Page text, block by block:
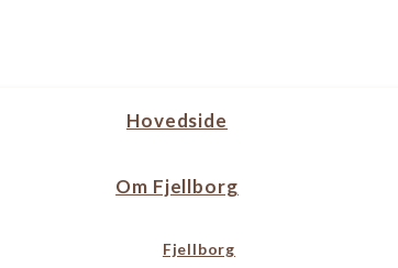
Hovedside
Om Fjellborg
Fjellborg